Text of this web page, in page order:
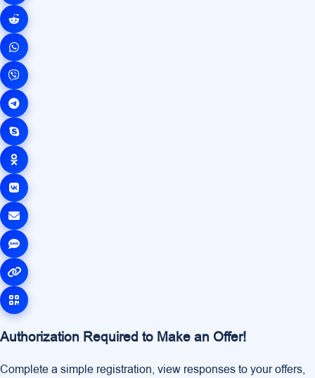
Authorization Required to Make an Offer!
Complete a simple registration, view responses to your offers,